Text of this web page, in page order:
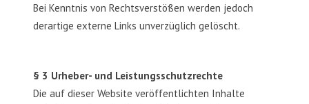
Bei Kenntnis von Rechtsverstößen werden jedoch
derartige externe Links unverzüglich gelöscht.
§ 3 Urheber- und Leistungsschutzrechte
Die auf dieser Website veröffentlichten Inhalte